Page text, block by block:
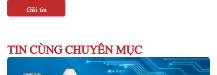
TIN CÙNG CHUYÊN MỤC